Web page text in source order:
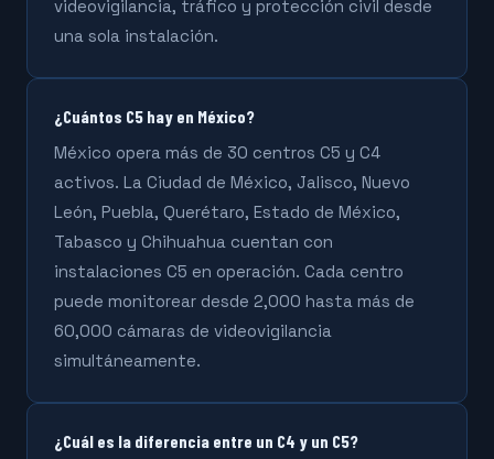
videovigilancia, tráfico y protección civil desde
una sola instalación.
¿Cuántos C5 hay en México?
México opera más de 30 centros C5 y C4
activos. La Ciudad de México, Jalisco, Nuevo
León, Puebla, Querétaro, Estado de México,
Tabasco y Chihuahua cuentan con
instalaciones C5 en operación. Cada centro
puede monitorear desde 2,000 hasta más de
60,000 cámaras de videovigilancia
simultáneamente.
¿Cuál es la diferencia entre un C4 y un C5?